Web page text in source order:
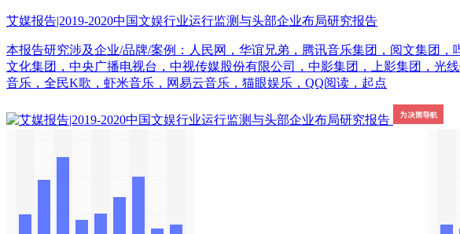
艾媒报告|2019-2020中国文娱行业运行监测与头部企业布局研究报告
本报告研究涉及企业/品牌/案例：人民网，华谊兄弟，腾讯音乐集团，阅文集团
文化集团，中央广播电视台，中视传媒股份有限公司，中影集团，上影集团，光
音乐，全民K歌，虾米音乐，网易云音乐，猫眼娱乐，QQ阅读，起点